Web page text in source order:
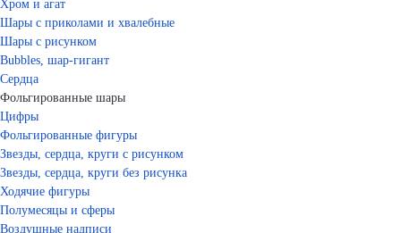
Хром и агат
Шары с приколами и хвалебные
Шары с рисунком
Bubbles, шар-гигант
Сердца
Фольгированные шары
Цифры
Фольгированные фигуры
Звезды, сердца, круги с рисунком
Звезды, сердца, круги без рисунка
Ходячие фигуры
Полумесяцы и сферы
Воздушные надписи